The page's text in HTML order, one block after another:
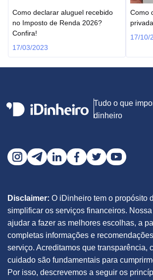
Como declarar aluguel recebido
no Imposto de Renda 2026?
Confira!
17/03/2023
Como
17/10/
Tudo o que
dinheiro
Disclaimer: O iDinheiro tem o propósito
simplificar os serviços financeiros.
ajudar a fazer as melhores escolhas, a
completas informações e
serviço. Acreditamos que transparência,
cuidado são fundamentais para
Por isso, descrevemos a seguir os